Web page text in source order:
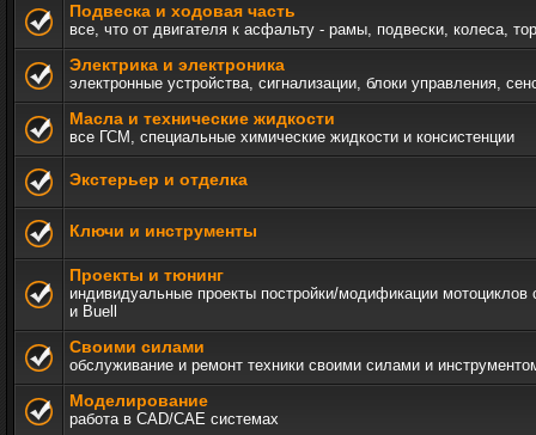
Подвеска и ходовая часть
все, что от двигателя к асфальту - рамы, подвески, колеса,
Электрика и электроника
электронные устройства, сигнализации, блоки управления,
Масла и технические жидкости
все ГСМ, специальные химические жидкости и консистенции
Экстерьер и отделка
Ключи и инструменты
Проекты и тюнинг
индивидуальные проекты постройки/модификации мотоциклов
и Buell
Своими силами
обслуживание и ремонт техники своими силами и
Моделирование
работа в CAD/CAE системах